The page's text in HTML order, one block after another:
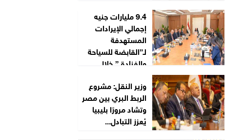
9.4 مليارات جنيه
إجمالي الإيرادات
المستهدفة
لـ”القابضة للسياحة
والفنادق” خلال
وزير النقل: مشروع
الربط البري بين مصر
وتشاد مرورًا بليبيا
يُعزز التبادل...